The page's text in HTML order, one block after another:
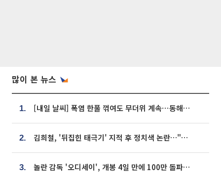
많이 본 뉴스
1. [내일 날씨] 폭염 한풀 꺾여도 무더위 계속⋯동해안 이틀 연속 비
2. 김희철, '뒤집힌 태극기' 지적 후 정치색 논란…"좌우 떠나 우리나라 국기"
3. 놀란 감독 '오디세이', 개봉 4일 만에 100만 돌파⋯'왕사남' 보다 빠르다